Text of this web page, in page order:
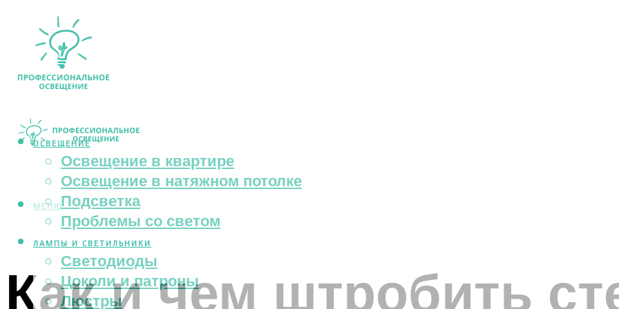
ОСВЕЩЕНИЕ
Освещение в квартире
Освещение в натяжном потолке
Подсветка
Проблемы со светом
ЛАМПЫ И СВЕТИЛЬНИКИ
Светодиоды
Цоколи и патроны
Люстры
МЕНЮ
Как и чем штробить